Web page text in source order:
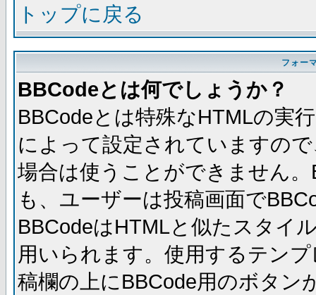
トップに戻る
フォー
BBCodeとは何でしょうか？
BBCodeとは特殊なHTMLの実
によって設定されていますの
場合は使うことができません
も、ユーザーは投稿画面で
BBCodeはHTMLと似たスタイ
用いられます。使用するテン
稿欄の上にBBCode用のボタン